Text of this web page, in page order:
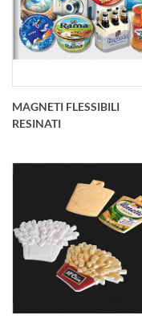
Potenti magneti da
lavagna bianca in 3
38
con doming full
colorMinimo 50 pz
Calamita flessibile
resinata
semilucida.Spessore
2,5 mm - Qualsiasi
MAGNETI FLESSIBILI
RESINATI